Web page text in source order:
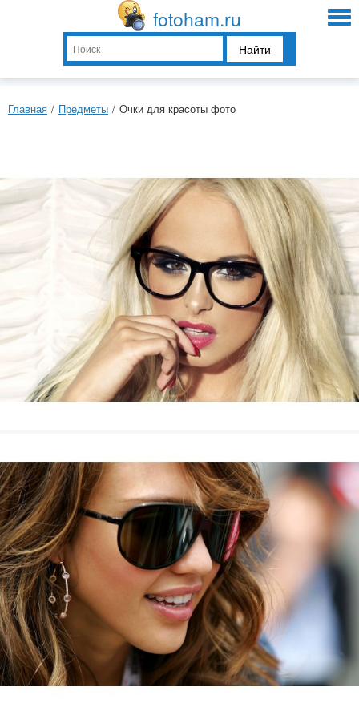
fotoham.ru
Найти
Главная / Предметы / Очки для красоты фото